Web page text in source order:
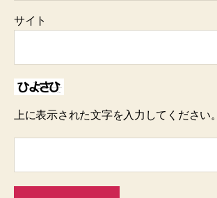
サイト
上に表示された文字を入力してください。